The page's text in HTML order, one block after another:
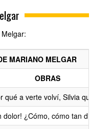
MARIANO MELGAR
OBRAS
qué a verte volví, Silvia querida?
dolor! ¿Cómo, cómo tan